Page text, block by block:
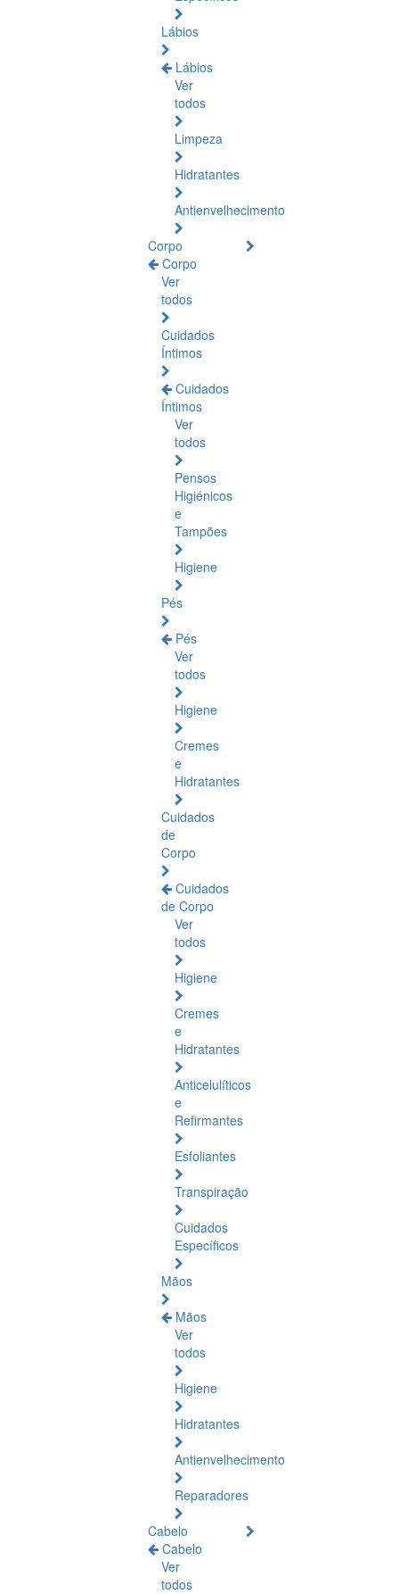
Lábios
Lábios
Ver
todos
Limpeza
Hidratantes
Antienvelhecimento
Corpo
Corpo
Ver
todos
Cuidados
Íntimos
Cuidados
Íntimos
Ver
todos
Pensos
Higiénicos
e
Tampões
Higiene
Pés
Pés
Ver
todos
Higiene
Cremes
e
Hidratantes
Cuidados
de
Corpo
Cuidados
de Corpo
Ver
todos
Higiene
Cremes
e
Hidratantes
Anticelulíticos
e
Refirmantes
Esfoliantes
Transpiração
Cuidados
Específicos
Mãos
Mãos
Ver
todos
Higiene
Hidratantes
Antienvelhecimento
Reparadores
Cabelo
Cabelo
Ver
todos